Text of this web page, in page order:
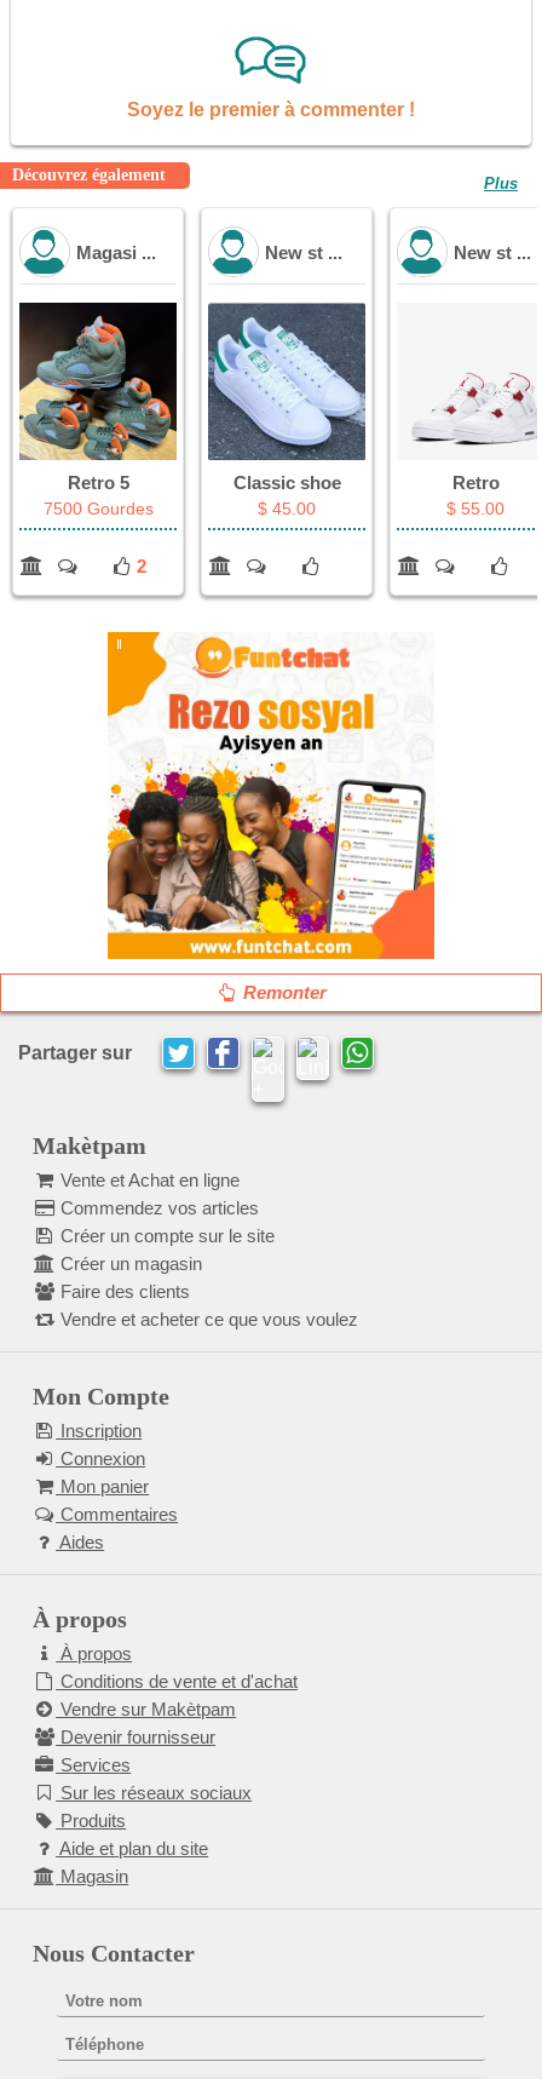
Soyez le premier à commenter !
Découvrez également
Magasi ...
Retro 5
7500 Gourdes
2
New st ...
Classic shoe
$ 45.00
New st ...
Retro
$ 55.00
Plus
Remonter
Partager sur
Makètpam
Vente et Achat en ligne
Commendez vos articles
Créer un compte sur le site
Créer un magasin
Faire des clients
Vendre et acheter ce que vous voulez
Mon Compte
Inscription
Connexion
Mon panier
Commentaires
Aides
À propos
À propos
Conditions de vente et d'achat
Vendre sur Makètpam
Devenir fournisseur
Services
Sur les réseaux sociaux
Produits
Aide et plan du site
Magasin
Nous Contacter